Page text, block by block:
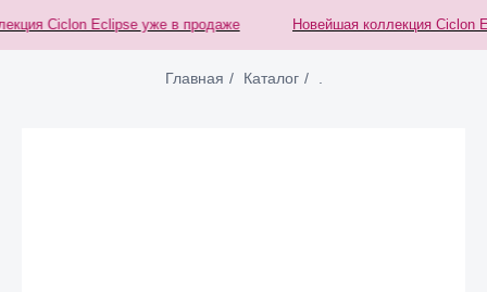
Ciclon Eclipse уже в продаже Новейшая коллекция Ciclon
Главная / Каталог /